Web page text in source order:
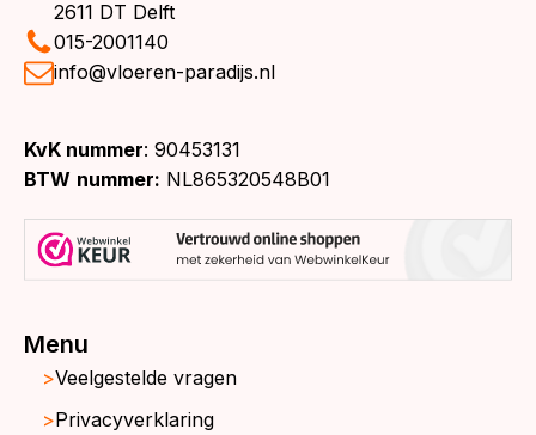
2611 DT Delft
015-2001140
info@vloeren-paradijs.nl
KvK nummer: 90453131
BTW nummer: NL865320548B01
Menu
Veelgestelde vragen
Privacyverklaring